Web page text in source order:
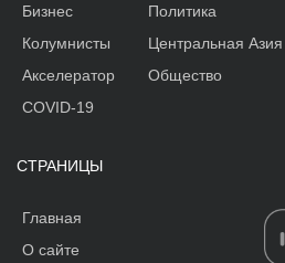
Бизнес
Колумнисты
Акселератор
Политика
Центральная Азия
Общество
COVID-19
СТРАНИЦЫ
Главная
О сайте